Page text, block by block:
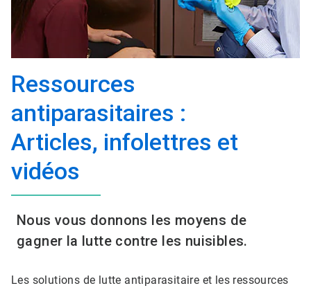
Ressources
antiparasitaires :
Articles, infolettres et
vidéos
Nous vous donnons les moyens de
gagner la lutte contre les nuisibles.
Les solutions de lutte antiparasitaire et les ressources